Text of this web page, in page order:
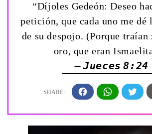
“Díjoles Gedeón: Deseo
petición, que cada uno me dé
de su despojo. (Porque
oro, que eran
— Jueces 8:24